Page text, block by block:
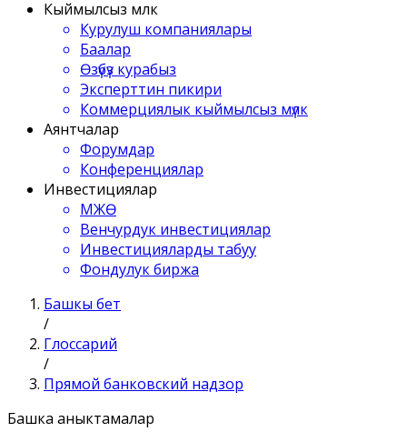
Кыймылсыз мүлк
Курулуш компаниялары
Баалар
Өзүбүз курабыз
Эксперттин пикири
Коммерциялык кыймылсыз мүлк
Аянтчалар
Форумдар
Конференциялар
Инвестициялар
МЖӨ
Венчурдук инвестициялар
Инвестицияларды табуу
Фондулук биржа
Башкы бет
/
Глоссарий
/
Прямой банковский надзор
Башка аныктамалар